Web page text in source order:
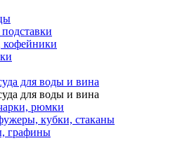
для воды и вина
для воды и вина
рюмки
кубки, стаканы
графины